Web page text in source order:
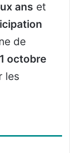
ans et
de
octobre
les